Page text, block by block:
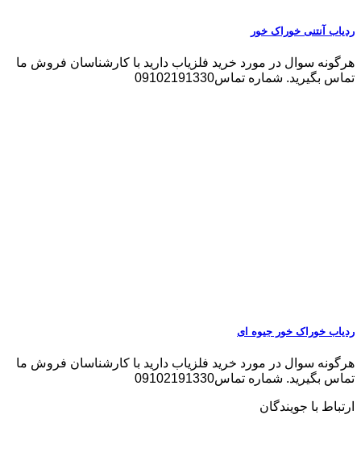
ردیاب آنتنی خوراک خور
هرگونه سوال در مورد خرید فلزیاب دارید با کارشناسان فروش ما
تماس بگیرید. شماره تماس09102191330
ردیاب خوراک خور جیوه ای
هرگونه سوال در مورد خرید فلزیاب دارید با کارشناسان فروش ما
تماس بگیرید. شماره تماس09102191330
ارتباط با جویندگان